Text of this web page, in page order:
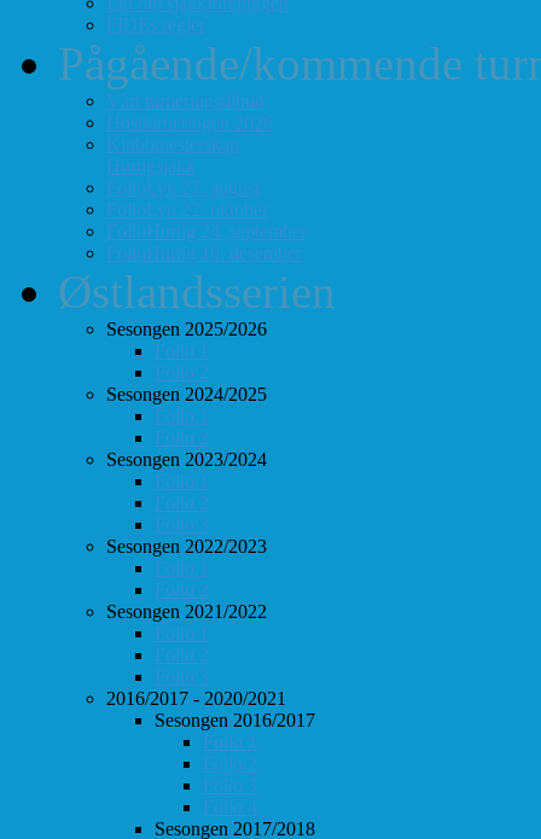
FIDEs regler
Pågående/kommende
Vårt turneringstilbud
Høstturneringen 2026
Klubbmesterskap
Hurtigsjakk
FolloLyn 27. august
FolloLyn 22. oktober
FolloHurtig 24. september
FolloHurtig 10. desember
Østlandsserien
Sesongen 2025/2026
Follo 1
Follo 2
Sesongen 2024/2025
Follo 1
Follo 2
Sesongen 2023/2024
Follo 1
Follo 2
Follo 3
Sesongen 2022/2023
Follo 1
Follo 2
Sesongen 2021/2022
Follo 1
Follo 2
Follo 3
2016/2017 - 2020/2021
Sesongen 2016/2017
Follo 1
Follo 2
Follo 3
Follo 4
Sesongen 2017/2018